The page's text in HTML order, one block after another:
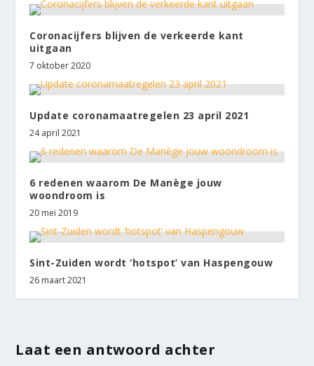
Coronacijfers blijven de verkeerde kant
uitgaan
7 oktober 2020
Update coronamaatregelen 23 april 2021
24 april 2021
6 redenen waarom De Manège jouw
woondroom is
20 mei 2019
Sint-Zuiden wordt ‘hotspot’ van Haspengouw
26 maart 2021
Laat een antwoord achter